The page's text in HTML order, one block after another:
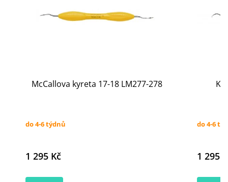
McCallova kyreta 17-18 LM277-278
do 4-6 týdnů
1 295 Kč
do 4-6
1 295